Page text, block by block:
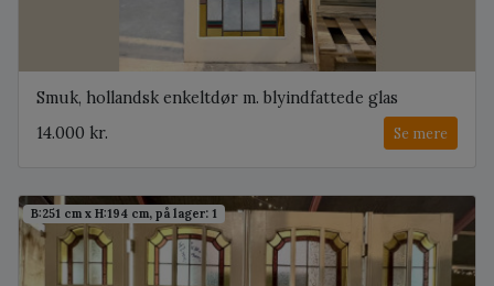
Smuk, hollandsk enkeltdør m. blyindfattede glas
14.000 kr.
Se mere
B:251 cm x H:194 cm, på lager: 1